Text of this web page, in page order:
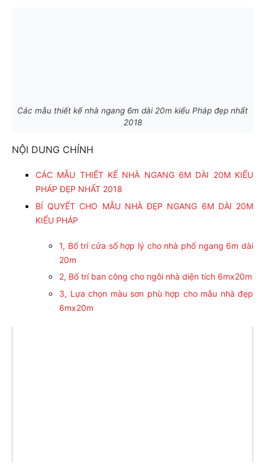
Các mẫu thiết kế nhà ngang 6m dài 20m kiểu Pháp đẹp nhất
2018
NỘI DUNG CHÍNH
CÁC MẪU THIẾT KẾ NHÀ NGANG 6M DÀI 20M KIỂU
PHÁP ĐẸP NHẤT 2018
BÍ QUYẾT CHO MẪU NHÀ ĐẸP NGANG 6M DÀI 20M
KIỂU PHÁP
1, Bố trí cửa sổ hợp lý cho nhà phố ngang 6m dài
20m
2, Bố trí ban công cho ngôi nhà diện tích 6mx20m
3, Lựa chọn màu sơn phù hợp cho mẫu nhà đẹp
6mx20m